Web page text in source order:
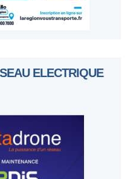
ELECTRIQUE